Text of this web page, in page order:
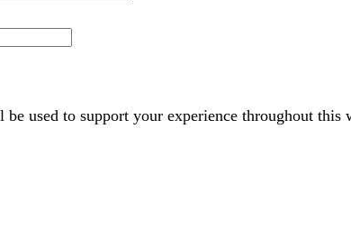
used to support your experience throughout